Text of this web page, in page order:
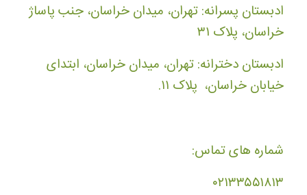
ادبستان پسرانه: تهران، میدان خراسان، جنب پاساژ
خراسان، پلاک ۳۱
ادبستان دخترانه: تهران، میدان خراسان، ابتدای
خیابان خراسان، پلاک ۱۱.
شماره های تماس:
۰۲۱۳۳۵۵۱۸۱۳